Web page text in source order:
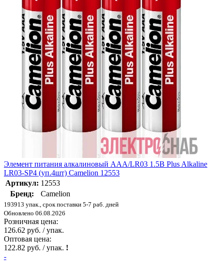
Элемент питания алкалиновый AAA/LR03 1.5В Plus Alkaline
LR03-SP4 (уп.4шт) Camelion 12553
Артикул: 12553
Бренд:
Camelion
193913 упак., срок поставки 5-7 раб. дней
Обновлено 06.08.2026
Розничная цена:
126.62 руб. / упак.
Оптовая цена:
122.82 руб. / упак. !
-